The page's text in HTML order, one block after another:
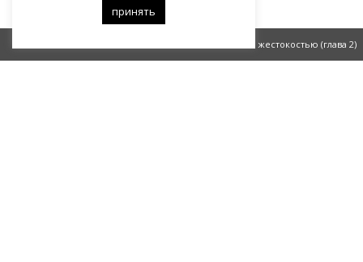
С особой жестокостью (глава 2)
принять